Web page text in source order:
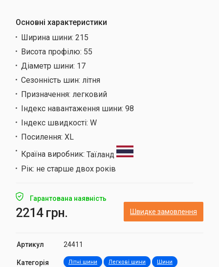
Основні характеристики
Ширина шини: 215
Висота профілю: 55
Діаметр шини: 17
Сезонність шин: літня
Призначення: легковий
Індекс навантаження шини: 98
Індекс швидкості: W
Посилення: XL
Країна виробник: Таїланд
Рік: не старше двох років
Гарантована наявність
2214 грн. Швидке замовлення
Артикул 24411
Категорія Літні шини Легкові шини Шини